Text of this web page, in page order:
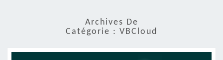
Archives De
Catégorie : VBCloud